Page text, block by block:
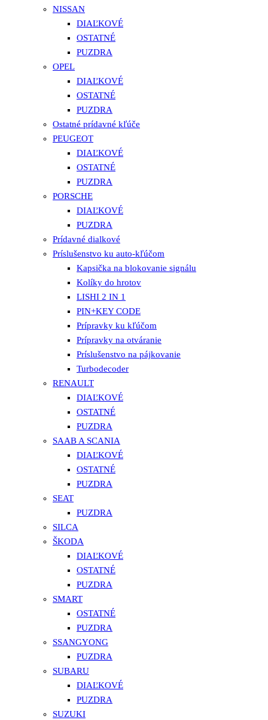
NISSAN
DIAĽKOVÉ
OSTATNÉ
PUZDRA
OPEL
DIAĽKOVÉ
OSTATNÉ
PUZDRA
Ostatné prídavné kľúče
PEUGEOT
DIAĽKOVÉ
OSTATNÉ
PUZDRA
PORSCHE
DIAĽKOVÉ
PUZDRA
Prídavné dialkové
Príslušenstvo ku auto-kľúčom
Kapsička na blokovanie signálu
Kolíky do hrotov
LISHI 2 IN 1
PIN+KEY CODE
Prípravky ku kľúčom
Prípravky na otváranie
Príslušenstvo na pájkovanie
Turbodecoder
RENAULT
DIAĽKOVÉ
OSTATNÉ
PUZDRA
SAAB A SCANIA
DIAĽKOVÉ
OSTATNÉ
PUZDRA
SEAT
PUZDRA
SILCA
ŠKODA
DIAĽKOVÉ
OSTATNÉ
PUZDRA
SMART
OSTATNÉ
PUZDRA
SSANGYONG
PUZDRA
SUBARU
DIAĽKOVÉ
PUZDRA
SUZUKI